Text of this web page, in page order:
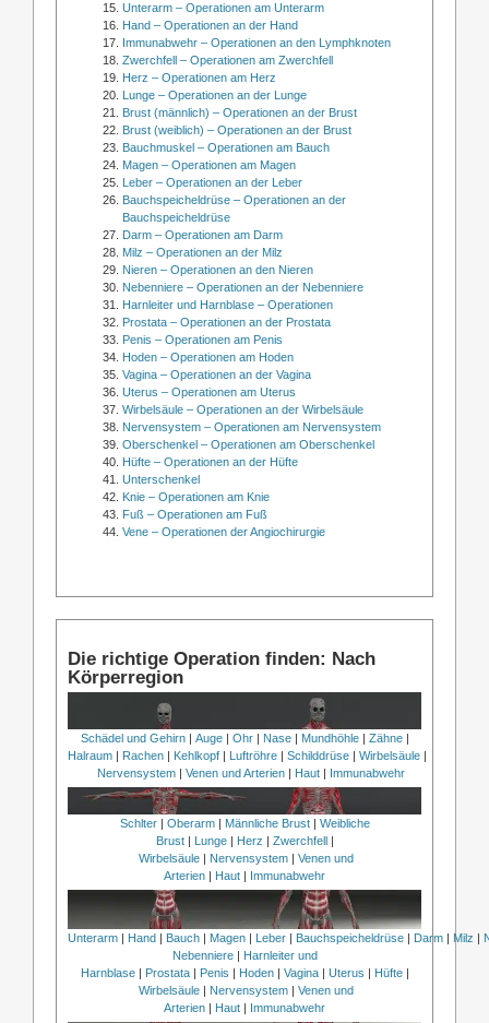
Unterarm – Operationen am Unterarm
Hand – Operationen an der Hand
Immunabwehr – Operationen an den Lymphknoten
Zwerchfell – Operationen am Zwerchfell
Herz – Operationen am Herz
Lunge – Operationen an der Lunge
Brust (männlich) – Operationen an der Brust
Brust (weiblich) – Operationen an der Brust
Bauchmuskel – Operationen am Bauch
Magen – Operationen am Magen
Leber – Operationen an der Leber
Bauchspeicheldrüse – Operationen an der
Bauchspeicheldrüse
Darm – Operationen am Darm
Milz – Operationen an der Milz
Nieren – Operationen an den Nieren
Nebenniere – Operationen an der Nebenniere
Harnleiter und Harnblase – Operationen
Prostata – Operationen an der Prostata
Penis – Operationen am Penis
Hoden – Operationen am Hoden
Vagina – Operationen an der Vagina
Uterus – Operationen am Uterus
Wirbelsäule – Operationen an der Wirbelsäule
Nervensystem – Operationen am Nervensystem
Oberschenkel – Operationen am Oberschenkel
Hüfte – Operationen an der Hüfte
Unterschenkel
Knie – Operationen am Knie
Fuß – Operationen am Fuß
Vene – Operationen der Angiochirurgie
Die richtige Operation finden: Nach
Körperregion
Schädel und Gehirn| Auge| Ohr| Nase| Mundhöhle| Zähne|
Halraum | Rachen | Kehlkopf | Luftröhre | Schilddrüse | Wirbelsäule |
Nervensystem | Venen und Arterien | Haut | Immunabwehr
Schlter| Oberarm| Männliche Brust| Weibliche
Brust| Lunge| Herz Zwerchfell
Wirbelsäule
Nervensystem
Venen und
Arterien
Haut Immunabwehr
Unterarm Hand Bauch Magen Leber Bauchspeicheldrüse Darm Milz
Nebenniere|
Harnleiter und
Harnblase| Prostata| Penis Hoden| Vagina| Uterus Hüfte|
Wirbelsäule
Nervensystem
Venen und
Arterien
Haut Immunabwehr